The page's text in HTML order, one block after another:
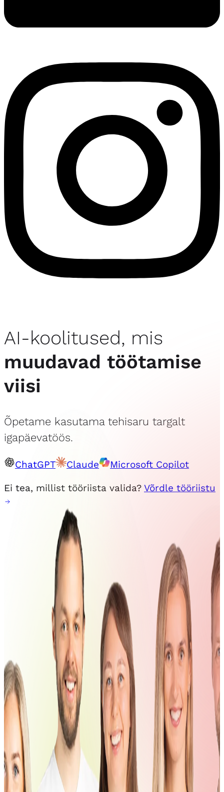
AI-koolitused, mis
muudavad töötamise
viisi
Õpetame kasutama tehisaru targalt
igapäevatöös.
ChatGPT Claude Microsoft Copilot
Ei tea, millist tööriista valida? Võrdle tööriistu